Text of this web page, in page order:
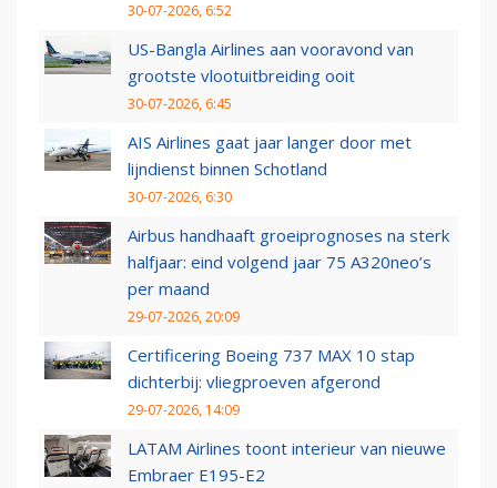
30-07-2026, 6:52
US-Bangla Airlines aan vooravond van
grootste vlootuitbreiding ooit
30-07-2026, 6:45
AIS Airlines gaat jaar langer door met
lijndienst binnen Schotland
30-07-2026, 6:30
Airbus handhaaft groeiprognoses na sterk
halfjaar: eind volgend jaar 75 A320neo’s
per maand
29-07-2026, 20:09
Certificering Boeing 737 MAX 10 stap
dichterbij: vliegproeven afgerond
29-07-2026, 14:09
LATAM Airlines toont interieur van nieuwe
Embraer E195-E2